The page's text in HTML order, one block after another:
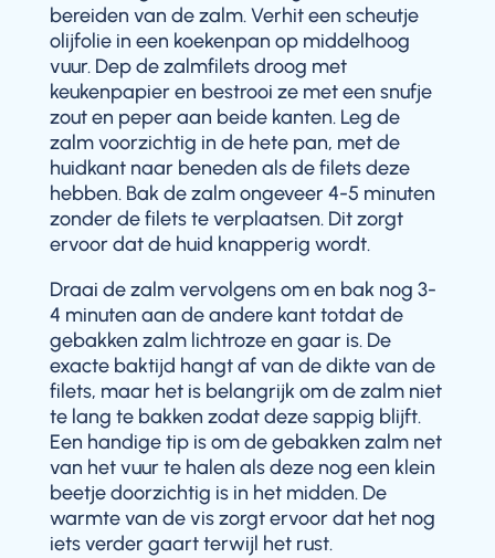
bereiden van de zalm. Verhit een scheutje
olijfolie in een koekenpan op middelhoog
vuur. Dep de zalmfilets droog met
keukenpapier en bestrooi ze met een snufje
zout en peper aan beide kanten. Leg de
zalm voorzichtig in de hete pan, met de
huidkant naar beneden als de filets deze
hebben. Bak de zalm ongeveer 4-5 minuten
zonder de filets te verplaatsen. Dit zorgt
ervoor dat de huid knapperig wordt.
Draai de zalm vervolgens om en bak nog 3-
4 minuten aan de andere kant totdat de
gebakken zalm lichtroze en gaar is. De
exacte baktijd hangt af van de dikte van de
filets, maar het is belangrijk om de zalm niet
te lang te bakken zodat deze sappig blijft.
Een handige tip is om de gebakken zalm net
van het vuur te halen als deze nog een klein
beetje doorzichtig is in het midden. De
warmte van de vis zorgt ervoor dat het nog
iets verder gaart terwijl het rust.